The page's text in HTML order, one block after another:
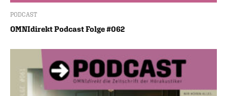
PODCAST
OMNIdirekt Podcast Folge #062